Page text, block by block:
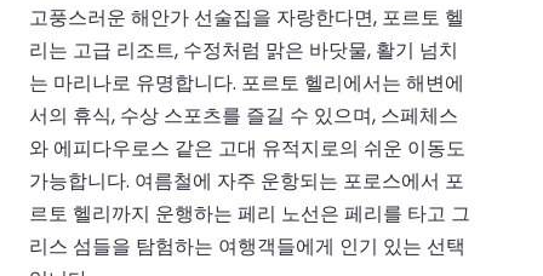
고풍스러운 해안가 선술집을 자랑한다면, 포르토 헬
리는 고급 리조트, 수정처럼 맑은 바닷물, 활기 넘치
는 마리나로 유명합니다. 포르토 헬리에서는 해변에
서의 휴식, 수상 스포츠를 즐길 수 있으며, 스페체스
와 에피다우로스 같은 고대 유적지로의 쉬운 이동도
가능합니다. 여름철에 자주 운항되는 포로스에서 포
르토 헬리까지 운행하는 페리 노선은 페리를 타고 그
리스 섬들을 탐험하는 여행객들에게 인기 있는 선택